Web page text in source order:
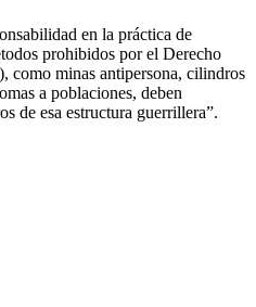
en la práctica de
prohibidos por el Derecho
minas antipersona, cilindros
a poblaciones, deben
de esa estructura guerrillera”.